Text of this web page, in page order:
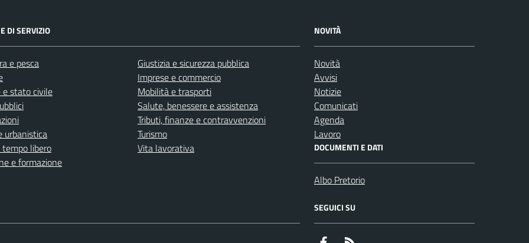
DI SERVIZIO
e pesca
e stato civile
urbanistica
libero
e formazione
Giustizia e sicurezza pubblica
Imprese e commercio
Mobilità e trasporti
Salute, benessere e assistenza
Tributi, finanze e contravvenzioni
Turismo
Vita lavorativa
NOVITÀ
Novità
Avvisi
Notizie
Comunicati
Agenda
Lavoro
DOCUMENTI E DATI
Albo Pretorio
SEGUICI SU